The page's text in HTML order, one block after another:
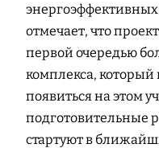
отмечает, что
первой очередью
комплекса,
появиться на этом
подготовительные
стартуют в